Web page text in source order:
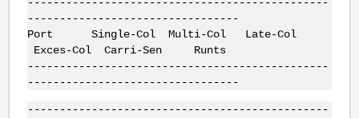
---------------------------------
Port Single-Col Multi-Col Late-Col
Exces-Col Carri-Sen Runts
-----------------------------------------------
---------------------------------
-----------------------------------------------